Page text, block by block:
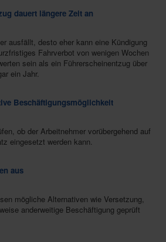
dauert längere Zeit an
ausfällt, desto eher kann eine Kündigung
Fahrverbot von wenigen Wochen
sein als ein Führerscheinentzug über
ein Jahr.
Beschäftigungsmöglichkeit
ob der Arbeitnehmer vorübergehend auf
eingesetzt werden kann.
aus
mögliche Alternativen wie Versetzung,
anderweitige Beschäftigung geprüft